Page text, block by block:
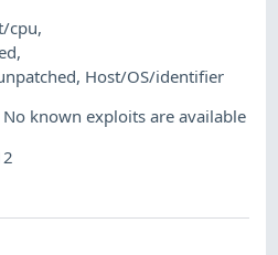
cpu,
,
, Host/OS/identifier
No known exploits are available